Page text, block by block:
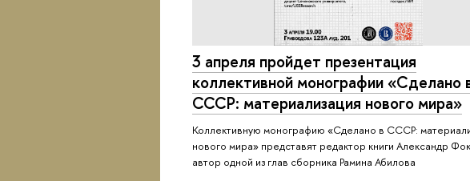
3 апреля пройдет презентация
коллективной монографии «Сделано
СССР: материализация нового мира»
Коллективную монографию «Сделано в СССР:
нового мира» представят редактор книги Александр
автор одной из глав сборника Рамина Абилова